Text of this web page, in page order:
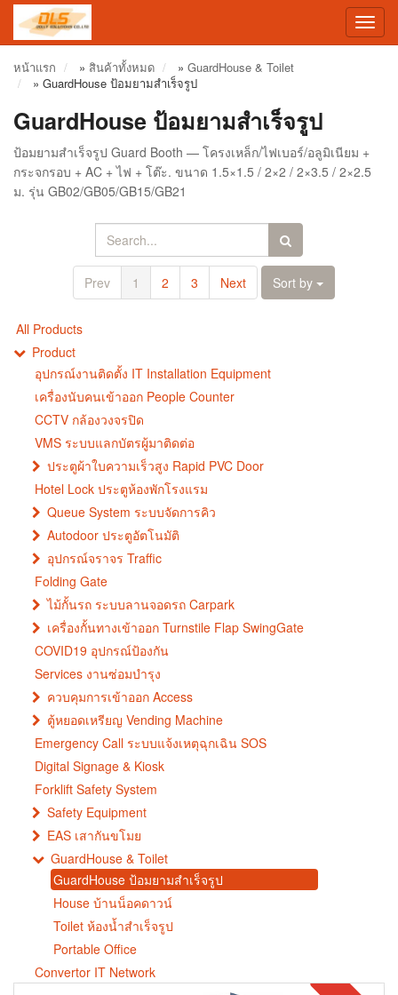
หน้าแรก » สินค้าทั้งหมด » GuardHouse & Toilet
» GuardHouse ป้อมยามสำเร็จรูป
GuardHouse ป้อมยามสำเร็จรูป
ป้อมยามสำเร็จรูป Guard Booth — โครงเหล็ก/ไฟเบอร์/อลูมิเนียม +
กระจกรอบ + AC + ไฟ + โต๊ะ. ขนาด 1.5×1.5 / 2×2 / 2×3.5 / 2×2.5
ม. รุ่น GB02/GB05/GB15/GB21
Prev 1 2 3 Next Sort by
All Products
Product
อุปกรณ์งานติดตั้ง IT Installation Equipment
เครื่องนับคนเข้าออก People Counter
CCTV กล้องวงจรปิด
VMS ระบบแลกบัตรผู้มาติดต่อ
ประตูผ้าใบความเร็วสูง Rapid PVC Door
Hotel Lock ประตูห้องพักโรงแรม
Queue System ระบบจัดการคิว
Autodoor ประตูอัตโนมัติ
อุปกรณ์จราจร Traffic
Folding Gate
ไม้กั้นรถ ระบบลานจอดรถ Carpark
เครื่องกั้นทางเข้าออก Turnstile Flap SwingGate
COVID19 อุปกรณ์ป้องกัน
Services งานซ่อมบำรุง
ควบคุมการเข้าออก Access
ตู้หยอดเหรียญ Vending Machine
Emergency Call ระบบแจ้งเหตุฉุกเฉิน SOS
Digital Signage & Kiosk
Forklift Safety System
Safety Equipment
EAS เสากันขโมย
GuardHouse & Toilet
GuardHouse ป้อมยามสำเร็จรูป
House บ้านน็อคดาวน์
Toilet ห้องน้ำสำเร็จรูป
Portable Office
Convertor IT Network